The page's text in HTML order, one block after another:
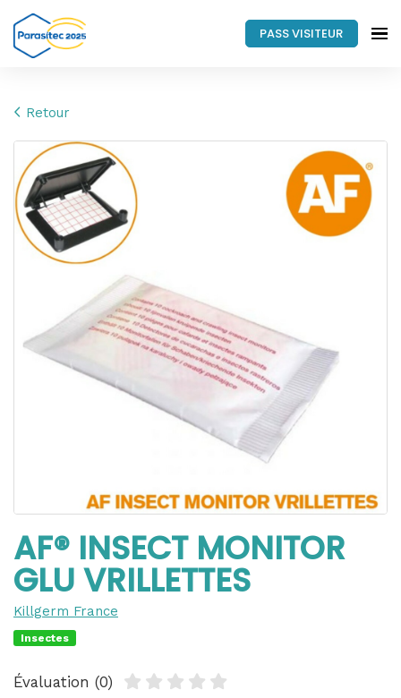
PASS VISITEUR
Retour
AF® INSECT MONITOR
GLU VRILLETTES
Killgerm France
Insectes
Évaluation (0)